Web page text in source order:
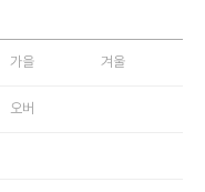
가을 겨울
오버